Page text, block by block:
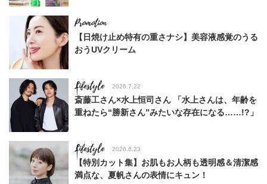
【日焼け止め特有の重さナシ】美容液感覚のうる
おうUVクリーム
Lifestyle 2026.7.22
斎藤工さん×水上恒司さん 「水上さんは、年齢を
重ねたら“勝新さん”みたいな存在になる……!?」
Lifestyle 2026.6.23
【特別カット集】お肌もお人柄も透明感＆清潔感
満点な、夏帆さんの表情にキュン！